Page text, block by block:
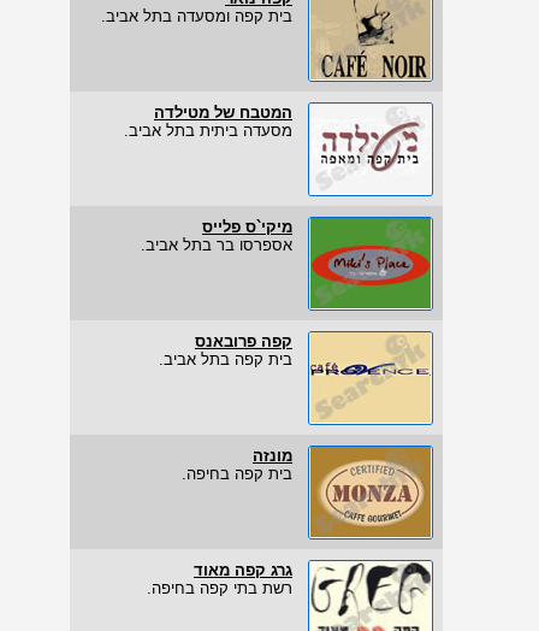
בית קפה ומסעדה בתל אביב.
המטבח של מטילדה
מסעדה ביתית בתל אביב.
מיקי`ס פלייס
אספרסו בר בתל אביב.
קפה פרובאנס
בית קפה בתל אביב.
מונזה
בית קפה בחיפה.
גרג קפה מאוד
רשת בתי קפה בחיפה.